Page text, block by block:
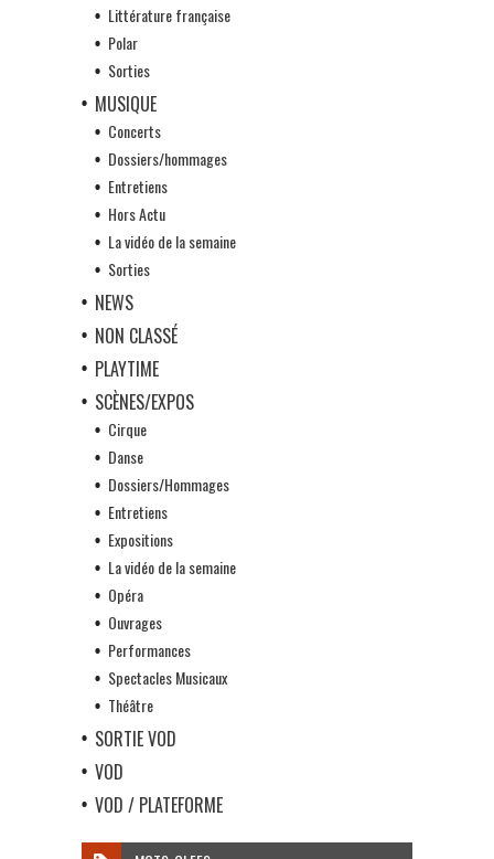
Littérature française
Polar
Sorties
MUSIQUE
Concerts
Dossiers/hommages
Entretiens
Hors Actu
La vidéo de la semaine
Sorties
NEWS
NON CLASSÉ
PLAYTIME
SCÈNES/EXPOS
Cirque
Danse
Dossiers/Hommages
Entretiens
Expositions
La vidéo de la semaine
Opéra
Ouvrages
Performances
Spectacles Musicaux
Théâtre
SORTIE VOD
VOD
VOD / PLATEFORME